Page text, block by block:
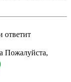
ответит
Пожалуйста,